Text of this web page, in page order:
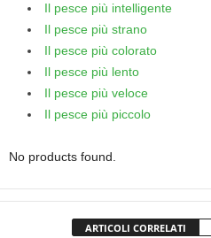
Il pesce più intelligente
Il pesce più strano
Il pesce più colorato
Il pesce più lento
Il pesce più veloce
Il pesce più piccolo
No products found.
ARTICOLI CORRELATI